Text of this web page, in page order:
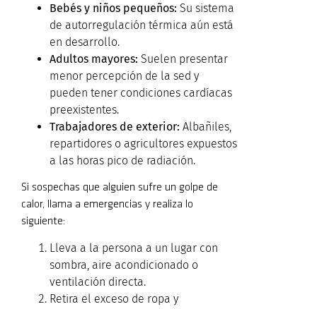
Bebés y niños pequeños: Su sistema
de autorregulación térmica aún está
en desarrollo.
Adultos mayores: Suelen presentar
menor percepción de la sed y
pueden tener condiciones cardíacas
preexistentes.
Trabajadores de exterior: Albañiles,
repartidores o agricultores expuestos
a las horas pico de radiación.
Si sospechas que alguien sufre un golpe de
calor, llama a emergencias y realiza lo
siguiente:
Lleva a la persona a un lugar con
sombra, aire acondicionado o
ventilación directa.
Retira el exceso de ropa y